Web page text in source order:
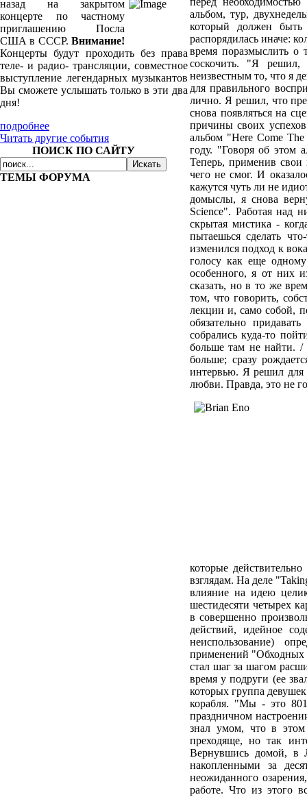
назад на закрытом
концерте по частному
приглашению Посла
США в СССР. Внимание!
Концерты будут проходить без права
теле- и радио- трансляции, совместное
выступление легендарных музыкантов
Вы сможете услышать только в эти два
дня!
подробнее
Читать другие события
ПОИСК ПО САЙТУ
ТЕМЫ ФОРУМА
альбом, тур,
который должен быть
распорядилась иначе:
время поразмыслить о
соскочить. "Я решил,
неизвестным то, что я
для правильного
лично. Я решил, что
снова появляться на
причины своих
альбом "Here Come
году. "Говоря об этом
Теперь, применив свои
чего не смог. И
кажутся чуть ли не
домыслы, я снова
Science". Работая над
скрытая мистика -
пытаешься сделать
изменился подход к
голосу как еще
особенного, я от них
сказать, но в то же
том, что говорить,
лекции и, само собой,
обязательно
собрались куда-то
больше там не найти.
больше; сразу
интервью. Я решил для
любви. Правда, это не
которые
взглядам. На деле
влияние на идею
шестидесяти четырех
в совершенно
действий, идейное
неиспользование)
применений "Обходных
стал шаг за шагом
время у подруги (ее
которых группа
корабля. "Мы - это
праздничном
знал умом, что в этом
преходяще, но так
Вернувшись домой, в
накопленными за
неожиданного
работе. Что из этого